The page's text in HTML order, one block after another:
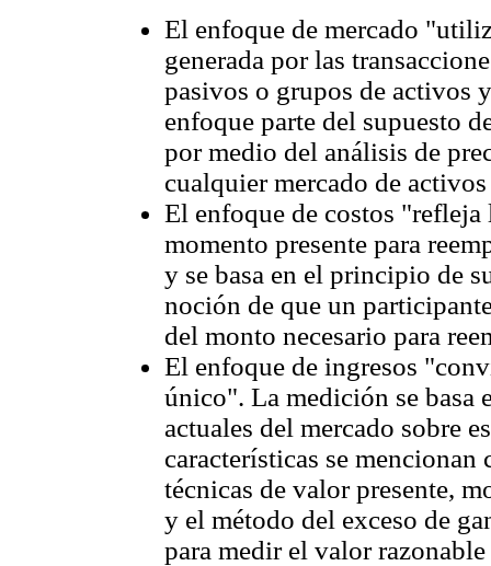
El enfoque de mercado
generada por las
pasivos o grupos de activos
enfoque parte del supuesto
por medio del análisis de
cualquier mercado de
El enfoque de costos "refleja
momento presente para
y se basa en el principio de
noción de que un
del monto necesario para
El enfoque de ingresos
único". La medición se basa
actuales del mercado sobre
características se
técnicas de valor presente,
y el método del exceso de
para medir el valor